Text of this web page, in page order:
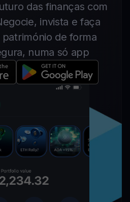
das finanças com
invista e faça
de forma
numa só app